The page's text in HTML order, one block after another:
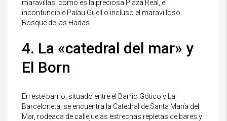
maravillas, como es la preciosa Plaza Real, el
inconfundible Palau Güell o incluso el maravilloso
Bosque de las Hadas.
4. La «catedral del mar» y
El Born
En este barrio, situado entre el Barrio Gótico y La
Barceloneta, se encuentra la Catedral de Santa María del
Mar, rodeada de callejuelas estrechas repletas de bares y